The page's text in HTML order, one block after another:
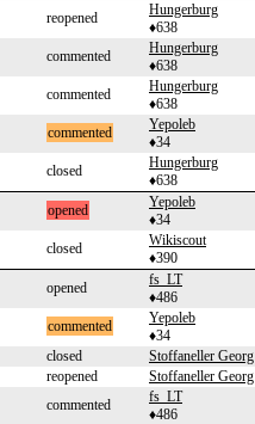
reopened
Hungerburg
♦638
commented
Hungerburg
♦638
commented
Hungerburg
♦638
commented
Yepoleb
♦34
closed
Hungerburg
♦638
opened
Yepoleb
♦34
closed
Wikiscout
♦390
opened
fs_LT
♦486
commented
Yepoleb
♦34
closed
Stoffaneller Georg
reopened
Stoffaneller Georg
commented
fs_LT
♦486